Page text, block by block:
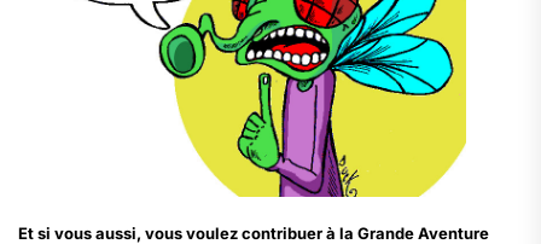
Et si vous aussi, vous voulez contribuer à la Grande Aventure